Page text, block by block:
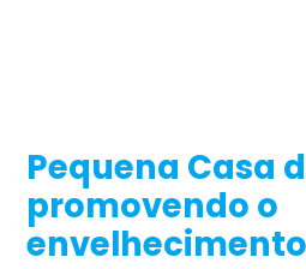
Pequena Casa
promovendo o